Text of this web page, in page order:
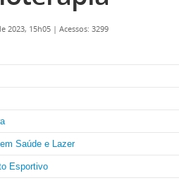
2023, 15h05 | Acessos: 3299
Saúde e Lazer
Esportivo